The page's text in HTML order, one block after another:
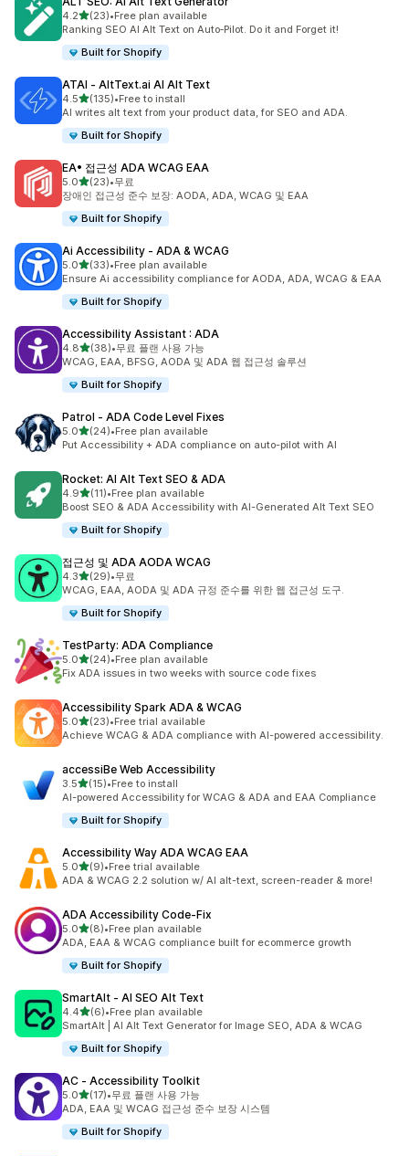
4.2별 5개 중
(23)
총 리뷰 23개
•Free plan available
Ranking SEO AI Alt Text on Auto‑Pilot. Do it and Forget it!
Built for Shopify
ATAI ‑ AltText.ai AI Alt Text
4.5별 5개 중
(135)
총 리뷰 135개
•Free to install
AI writes alt text from your product data, for SEO and ADA.
Built for Shopify
EA• 접근성 ADA WCAG EAA
5.0별 5개 중
(23)
총 리뷰 23개
•무료
장애인 접근성 준수 보장: AODA, ADA, WCAG 및 EAA
Built for Shopify
Ai Accessibility ‑ ADA & WCAG
5.0별 5개 중
(33)
총 리뷰 33개
•Free plan available
Ensure Ai accessibility compliance for AODA, ADA, WCAG & EAA
Built for Shopify
Accessibility Assistant : ADA
4.8별 5개 중
(38)
총 리뷰 38개
•무료 플랜 사용 가능
WCAG, EAA, BFSG, AODA 및 ADA 웹 접근성 솔루션
Built for Shopify
Patrol ‑ ADA Code Level Fixes
5.0별 5개 중
(24)
총 리뷰 24개
•Free plan available
Put Accessibility + ADA compliance on auto-pilot with AI
Rocket: AI Alt Text SEO & ADA
4.9별 5개 중
(11)
총 리뷰 11개
•Free plan available
Boost SEO & ADA Accessibility with AI-Generated Alt Text SEO
Built for Shopify
접근성 및 ADA AODA WCAG
4.3별 5개 중
(29)
총 리뷰 29개
•무료
WCAG, EAA, AODA 및 ADA 규정 준수를 위한 웹 접근성 도구.
Built for Shopify
TestParty: ADA Compliance
5.0별 5개 중
(24)
총 리뷰 24개
•Free plan available
Fix ADA issues in two weeks with source code fixes
Accessibility Spark ADA & WCAG
5.0별 5개 중
(23)
총 리뷰 23개
•Free trial available
Achieve WCAG & ADA compliance with AI-powered accessibility.
accessiBe Web Accessibility
3.5별 5개 중
(15)
총 리뷰 15개
•Free to install
AI-powered Accessibility for WCAG & ADA and EAA Compliance
Built for Shopify
Accessibility Way ADA WCAG EAA
5.0별 5개 중
(9)
총 리뷰 9개
•Free trial available
ADA & WCAG 2.2 solution w/ AI alt-text, screen-reader & more!
ADA Accessibility Code‑Fix
5.0별 5개 중
(8)
총 리뷰 8개
•Free plan available
ADA, EAA & WCAG compliance built for ecommerce growth
Built for Shopify
SmartAlt ‑ AI SEO Alt Text
4.4별 5개 중
(6)
총 리뷰 6개
•Free plan available
SmartAlt | AI Alt Text Generator for Image SEO, ADA & WCAG
Built for Shopify
AC ‑ Accessibility Toolkit
5.0별 5개 중
(17)
총 리뷰 17개
•무료 플랜 사용 가능
ADA, EAA 및 WCAG 접근성 준수 보장 시스템
Built for Shopify